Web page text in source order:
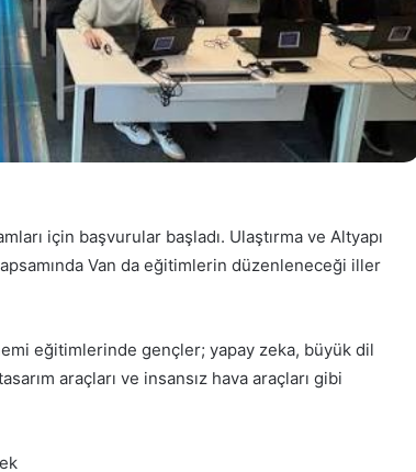
için başvurular başladı. Ulaştırma ve Altyapı
Van da eğitimlerin düzenleneceği iller
eğitimlerinde gençler; yapay zeka, büyük dil
araçları ve insansız hava araçları gibi